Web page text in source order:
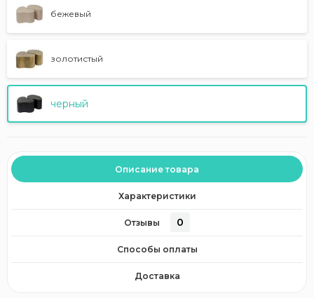
бежевый
золотистый
черный
Описание товара
Характеристики
Отзывы 0
Способы оплаты
Доставка